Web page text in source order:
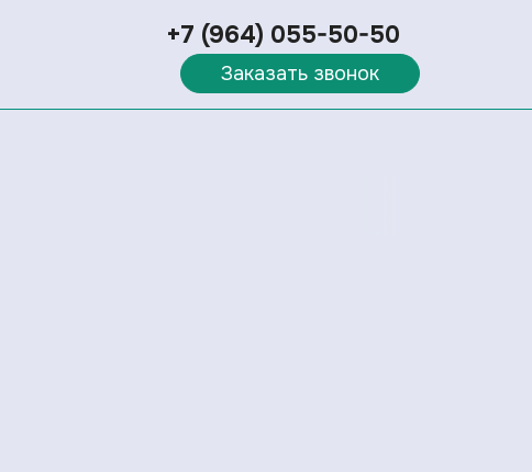
+7 (964) 055-50-50
Заказать звонок